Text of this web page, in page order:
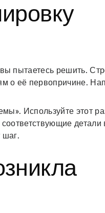
пытаетесь решить.
о её первопричине.
Используйте этот
детали
шаг.